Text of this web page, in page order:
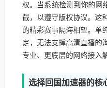
权。当系统检测到你的网
截，以遵守版权协议。这
的精彩赛事隔海相望。单
定，无法支撑高清直播的
专业、更底层的网络接入
选择回国加速器的核